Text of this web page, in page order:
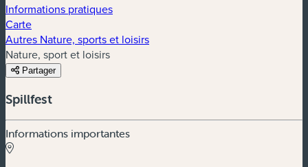
Informations pratiques
Carte
Autres Nature, sports et loisirs
Nature, sport et loisirs
Partager
Spillfest
Informations importantes